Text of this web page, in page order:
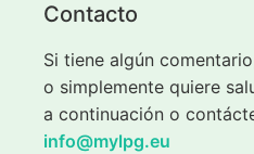
Contacto
Si tiene algún
o simplemente quiere
a continuación o
info@mylpg.eu